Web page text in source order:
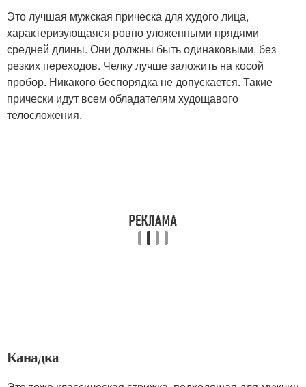
Это лучшая мужская прическа для худого лица,
характеризующаяся ровно уложенными прядями
средней длины. Они должны быть одинаковыми, без
резких переходов. Челку лучше заложить на косой
пробор. Никакого беспорядка не допускается. Такие
прически идут всем обладателям худощавого
телосложения.
Канадка